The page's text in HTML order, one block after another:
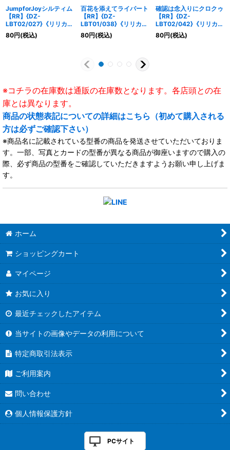
JumpforJoyシルティム
【RR】{DZ-
LBT02/027}《リリカル
モナステリオ》
80円(税込)
百花を添えてライパート
【RR】{DZ-
LBT01/038}《リリカル
モナステリオ》
80円(税込)
確認は念入りにクロクゥ
【RR】{DZ-
LBT02/042}《リリカル
モナステリオ》
80円(税込)
※コチラの在庫数は通販の在庫数となります。各店頭との在
庫とは異なります。
商品の状態表記についての詳細はこちら（初めて購入される
方は必ずご確認下さい）
※商品名に記載されている型番の商品を発送させていただいておりま
す。一部、写真とカードの型番が異なる商品が御座いますので購入の
際、必ず商品の型番をご確認していただきますようお願い申し上げま
す。
ホーム
ショッピングカート
マイページ
お気に入り
最近チェックしたアイテム
当サイトの画像やデータの利用について
特定商取引法表示
ご利用案内
問い合わせ
個人情報保護方針
PCサイト